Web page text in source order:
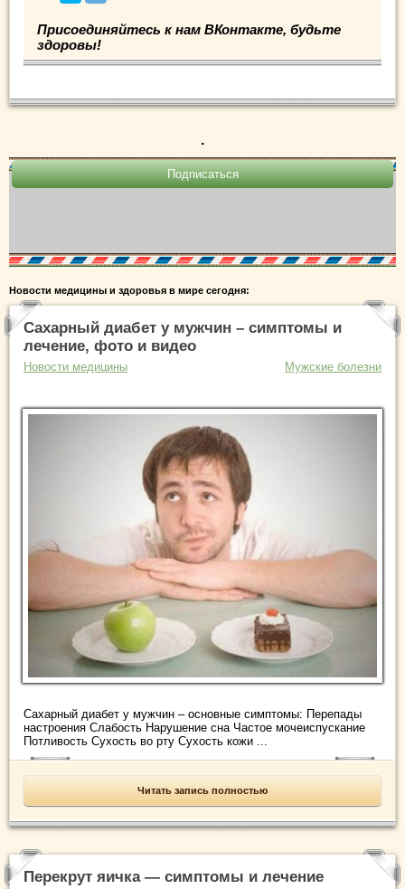
Присоединяйтесь к нам ВКонтакте, будьте
здоровы!
.
Новости медицины и здоровья в мире сегодня:
Сахарный диабет у мужчин – симптомы и
лечение, фото и видео
Новости медицины Мужские болезни
Сахарный диабет у мужчин – основные симптомы: Перепады
настроения Слабость Нарушение сна Частое мочеиспускание
Потливость Сухость во рту Сухость кожи ...
Читать запись полностью
Перекрут яичка — симптомы и лечение